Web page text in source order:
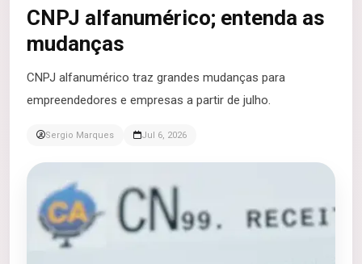
CNPJ alfanumérico; entenda as
mudanças
CNPJ alfanumérico traz grandes mudanças para
empreendedores e empresas a partir de julho.
Sergio Marques Jul 6, 2026